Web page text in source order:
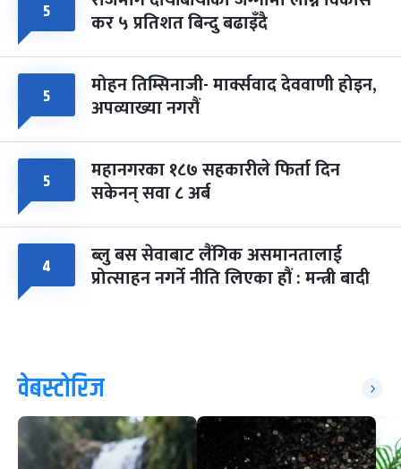
५ कर ५ प्रतिशत बिन्दु बढाइँदै
५ मोहन तिम्सिनाजी- मार्क्सवाद देववाणी होइन,
अपव्याख्या नगरौं
५ महानगरका १८७ सहकारीले फिर्ता दिन
सकेनन् सवा ८ अर्ब
४ ब्लु बस सेवाबाट लैंगिक असमानतालाई
प्रोत्साहन नगर्ने नीति लिएका हौं : मन्त्री बादी
वेबस्टोरिज